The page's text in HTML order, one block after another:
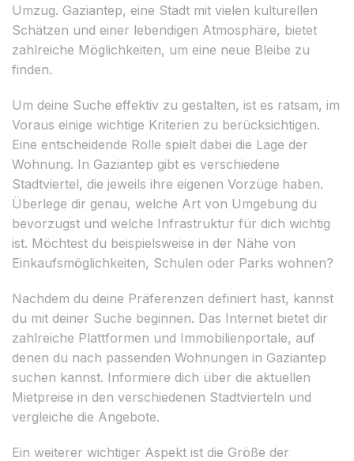
Umzug. Gaziantep, eine Stadt mit vielen kulturellen
Schätzen und einer lebendigen Atmosphäre, bietet
zahlreiche Möglichkeiten, um eine neue Bleibe zu
finden.
Um deine Suche effektiv zu gestalten, ist es ratsam, im
Voraus einige wichtige Kriterien zu berücksichtigen.
Eine entscheidende Rolle spielt dabei die Lage der
Wohnung. In Gaziantep gibt es verschiedene
Stadtviertel, die jeweils ihre eigenen Vorzüge haben.
Überlege dir genau, welche Art von Umgebung du
bevorzugst und welche Infrastruktur für dich wichtig
ist. Möchtest du beispielsweise in der Nähe von
Einkaufsmöglichkeiten, Schulen oder Parks wohnen?
Nachdem du deine Präferenzen definiert hast, kannst
du mit deiner Suche beginnen. Das Internet bietet dir
zahlreiche Plattformen und Immobilienportale, auf
denen du nach passenden Wohnungen in Gaziantep
suchen kannst. Informiere dich über die aktuellen
Mietpreise in den verschiedenen Stadtvierteln und
vergleiche die Angebote.
Ein weiterer wichtiger Aspekt ist die Größe der